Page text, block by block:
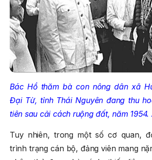
Bác Hồ thăm bà con nông dân xã
Đại Từ, tỉnh Thái Nguyên đang thu
tiên sau cải cách ruộng đất, năm 1954.
Tuy nhiên, trong một số cơ quan,
trình trạng cán bộ, đảng viên mang